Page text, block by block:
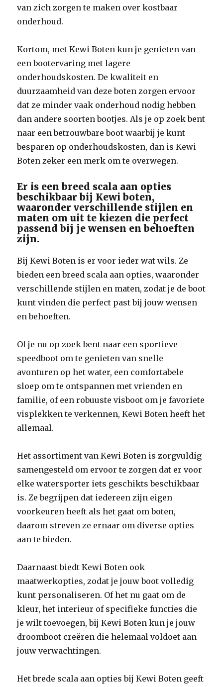
van zich zorgen te maken over kostbaar
onderhoud.
Kortom, met Kewi Boten kun je genieten van
een bootervaring met lagere
onderhoudskosten. De kwaliteit en
duurzaamheid van deze boten zorgen ervoor
dat ze minder vaak onderhoud nodig hebben
dan andere soorten bootjes. Als je op zoek bent
naar een betrouwbare boot waarbij je kunt
besparen op onderhoudskosten, dan is Kewi
Boten zeker een merk om te overwegen.
Er is een breed scala aan opties
beschikbaar bij Kewi boten,
waaronder verschillende stijlen en
maten om uit te kiezen die perfect
passend bij je wensen en behoeften
zijn.
Bij Kewi Boten is er voor ieder wat wils. Ze
bieden een breed scala aan opties, waaronder
verschillende stijlen en maten, zodat je de boot
kunt vinden die perfect past bij jouw wensen
en behoeften.
Of je nu op zoek bent naar een sportieve
speedboot om te genieten van snelle
avonturen op het water, een comfortabele
sloep om te ontspannen met vrienden en
familie, of een robuuste visboot om je favoriete
visplekken te verkennen, Kewi Boten heeft het
allemaal.
Het assortiment van Kewi Boten is zorgvuldig
samengesteld om ervoor te zorgen dat er voor
elke watersporter iets geschikts beschikbaar
is. Ze begrijpen dat iedereen zijn eigen
voorkeuren heeft als het gaat om boten,
daarom streven ze ernaar om diverse opties
aan te bieden.
Daarnaast biedt Kewi Boten ook
maatwerkopties, zodat je jouw boot volledig
kunt personaliseren. Of het nu gaat om de
kleur, het interieur of specifieke functies die
je wilt toevoegen, bij Kewi Boten kun je jouw
droomboot creëren die helemaal voldoet aan
jouw verwachtingen.
Het brede scala aan opties bij Kewi Boten geeft